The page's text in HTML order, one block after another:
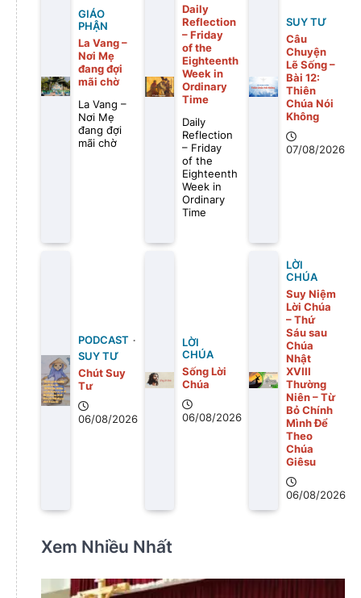
GIÁO
PHẬN
La Vang –
Nơi Mẹ
đang đợi
mãi chờ
La Vang –
Nơi Mẹ
đang đợi
mãi chờ
Daily
Reflection
– Friday
of the
Eighteenth
Week in
Ordinary
Time
Daily
Reflection
– Friday
of the
Eighteenth
Week in
Ordinary
Time
SUY TƯ
Câu
Chuyện
Lẽ Sống –
Bài 12:
Thiên
Chúa Nói
Không
07/08/2026
PODCAST
SUY TƯ
Chút Suy
Tư
06/08/2026
LỜI
CHÚA
Sống Lời
Chúa
06/08/2026
LỜI
CHÚA
Suy Niệm
Lời Chúa
– Thứ
Sáu sau
Chúa
Nhật
XVIII
Thường
Niên – Từ
Bỏ Chính
Mình Để
Theo
Chúa
Giêsu
06/08/2026
Xem Nhiều Nhất